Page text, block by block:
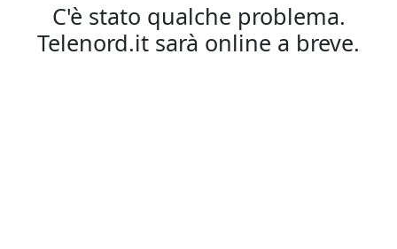
C'è stato qualche problema.
Telenord.it sarà online a breve.